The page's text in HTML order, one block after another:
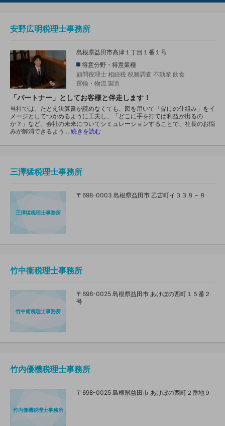
安野広明税理士事務所
島根県益田市高津１丁目１番１号
得意分野・得意業種
顧問税理士 相続税 税務調査 不動産 飲食
運輸・物流 製造
「パートナー」としてお客様と伴走します！
当社では、たとえ決算書が読めなくても、図を用いて「儲けの仕組み」をイ
メージとしてつかめるように工夫し、「どこに手を打てば利益が出るの
か？」など、会社の未来についてシミュレーションすることで、社長のお悩
みが解消できるよう… 続きを読む
三澤猛税理士事務所
三澤猛税理士事務所
〒698-0003 島根県益田市 乙吉町イ３３８－８
竹中衞税理士事務所
竹中衞税理士事務所
〒698-0025 島根県益田市 あけぼの西町１５番２
号
竹内優機税理士事務所
竹内優機税理士事務所
〒698-0025 島根県益田市 あけぼの西町２番地９